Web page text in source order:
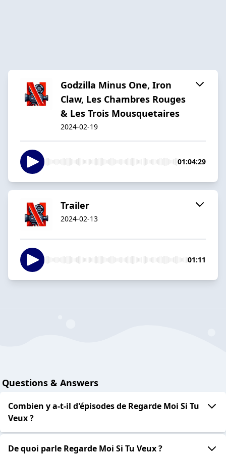
Godzilla Minus One, Iron
Claw, Les Chambres Rouges
& Les Trois Mousquetaires
2024-02-19
01:04:29
Trailer
2024-02-13
01:11
Questions & Answers
Combien y a-t-il d'épisodes de Regarde Moi Si Tu
Veux ?
De quoi parle Regarde Moi Si Tu Veux ?